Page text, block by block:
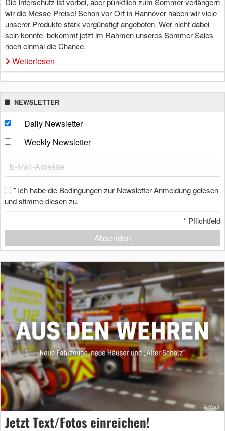
wir die Messe-Preise! Schon vor Ort in Hannover haben wir viele
unserer Produkte stark vergünstigt angeboten. Wer nicht dabei
sein konnte, bekommt jetzt im Rahmen unseres Sommer-Sales
noch einmal die Chance.
Weiterlesen
NEWSLETTER
Daily Newsletter
Weekly Newsletter
* Ich habe die Bedingungen zur Newsletter-Anmeldung gelesen
und stimme diesen zu.
* Pflichtfeld
Absenden
Jetzt Text/Fotos einreichen!